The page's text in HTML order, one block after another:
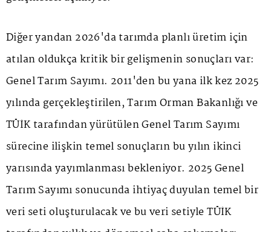
Diğer yandan 2026'da tarımda planlı üretim için
atılan oldukça kritik bir gelişmenin sonuçları var:
Genel Tarım Sayımı. 2011'den bu yana ilk kez 2025
yılında gerçekleştirilen, Tarım Orman Bakanlığı ve
TÜİK tarafından yürütülen Genel Tarım Sayımı
sürecine ilişkin temel sonuçların bu yılın ikinci
yarısında yayımlanması bekleniyor. 2025 Genel
Tarım Sayımı sonucunda ihtiyaç duyulan temel bir
veri seti oluşturulacak ve bu veri setiyle TÜİK